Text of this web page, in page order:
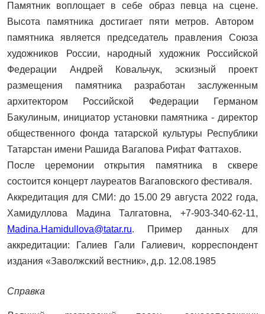
Памятник воплощает в себе образ певца на сцене.
Высота памятника достигает пяти метров. Автором
памятника является председатель правления Союза
художников России, народный художник Российской
Федерации Андрей Ковальчук, эскизный проект
размещения памятника разработан заслуженным
архитектором Российской Федерации Германом
Бакулиным, инициатор установки памятника - директор
общественного фонда татарской культуры Республики
Татарстан имени Рашида Вагапова Рифат Фаттахов.
После церемонии открытия памятника в сквере
состоится концерт лауреатов Вагаповского фестиваля.
Аккредитация для СМИ: до 15.00 29 августа 2022 года,
Хамидуллова Мадина Талгатовна, +7-903-340-62-11,
Madina.Hamidullova@tatar.ru. Пример данных для
аккредитации: Галиев Гали Галиевич, корреспондент
издания «Заволжский вестник», д.р. 12.08.1985
Справка